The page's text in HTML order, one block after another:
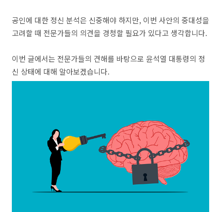
공인에 대한 정신 분석은 신중해야 하지만, 이번 사안의 중대성을
고려할 때 전문가들의 의견을 경청할 필요가 있다고 생각합니다.
이번 글에서는 전문가들의 견해를 바탕으로 윤석열 대통령의 정
신 상태에 대해 알아보겠습니다.